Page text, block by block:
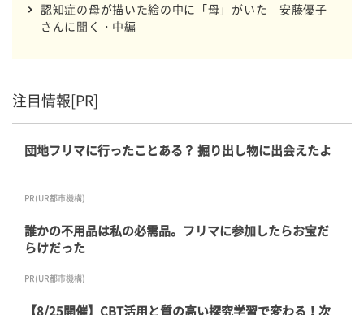
認知症の母が描いた絵の中に「母」がいた 安藤優子
さんに聞く・中編
注目情報[PR]
団地フリマに行ったことある？ 掘り出し物に出会えたよ
PR(UR都市機構)
誰かの不用品は私の必需品。フリマに参加したらお宝だ
らけだった
PR(UR都市機構)
【8/25開催】CBT活用と質の高い探究学習で変わる！次